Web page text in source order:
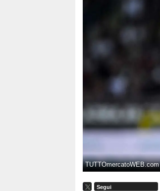
TUTTOmercatoWEB.com
Segui